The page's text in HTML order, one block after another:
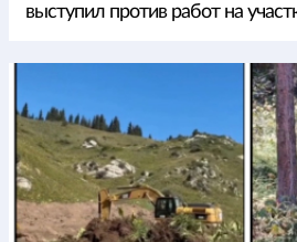
выступил против работ на